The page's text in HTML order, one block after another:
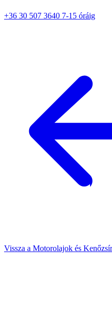
+36 30 507 3640 7-15 óráig
Vissza a Motorolajok és